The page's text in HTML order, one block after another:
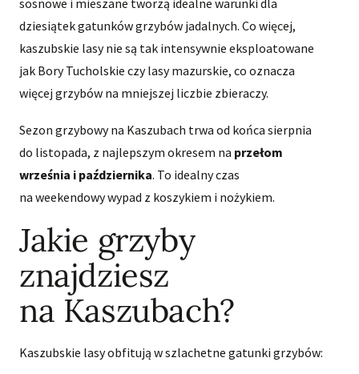
sosnowe i mieszane tworzą idealne warunki dla
dziesiątek gatunków grzybów jadalnych. Co więcej,
kaszubskie lasy nie są tak intensywnie eksploatowane
jak Bory Tucholskie czy lasy mazurskie, co oznacza
więcej grzybów na mniejszej liczbie zbieraczy.
Sezon grzybowy na Kaszubach trwa od końca sierpnia
do listopada, z najlepszym okresem na przełom
września i października. To idealny czas
na weekendowy wypad z koszykiem i nożykiem.
Jakie grzyby
znajdziesz
na Kaszubach?
Kaszubskie lasy obfitują w szlachetne gatunki grzybów: